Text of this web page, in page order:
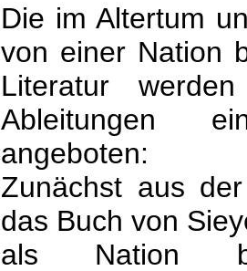
Die im Altertum
von einer Nation
Literatur werden
Ableitungen
angeboten:
Zunächst aus
das Buch von
als Nation